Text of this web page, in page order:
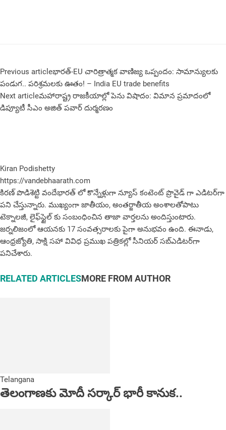
Previous articleభారత్-EU చారిత్రాత్మక వాణిజ్య ఒప్పందం: సామాన్యులకు
పండుగ.. పరిశ్రమలకు ఊతం! – India EU trade benefits
Next articleమహారాష్ట్ర రాజకీయాల్లో పెను విషాదం: విమాన ప్రమాదంలో
డిప్యూటీ సీఎం అజిత్ పవార్ దుర్మరణం
Kiran Podishetty
https://vandebhaarath.com
కిర‌ణ్ పొడిశెట్టి వందేభారత్ లో కొన్నేళ్లుగా న్యూస్ కంటెంట్ ప్రొవైడ్ గా ఎడిటర్‌గా
పని చేస్తున్నారు. ముఖ్యంగా జాతీయం, అంత‌ర్జాతీయ అంశాల‌తోపాటు
టెక్నాల‌జీ, లైఫ్‌స్టైల్‌ కు సంబంధించిన తాజా వార్తల‌ను అందిస్తుంటారు.
జర్నలిజంలో ఆయ‌న‌కు 17 సంవత్సరాలకు పైగా అనుభవం ఉంది. ఈనాడు,
ఆంధ్ర‌జ్యోతి, సాక్షి స‌హా వివిధ ప్ర‌ముఖ‌ ప‌త్రిక‌ల్లో సీనియ‌ర్‌ స‌బ్ఎడిట‌ర్‌గా
ప‌నిచేశారు.
RELATED ARTICLESMORE FROM AUTHOR
Telangana
తెలంగాణకు మోదీ సర్కార్ భారీ కానుక..